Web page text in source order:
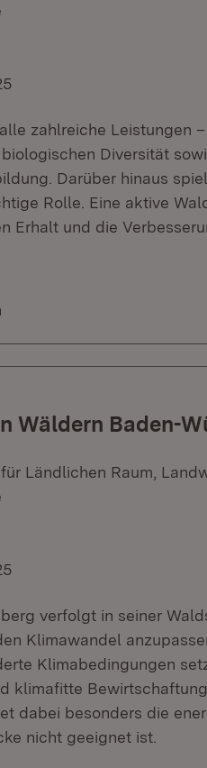
zahlreiche Leistungen
Diversität
Darüber hinaus
Rolle. Eine aktive
Erhalt und die
Wäldern Baden-
Ländlichen Raum,
verfolgt in seiner
Klimawandel
Klimabedingungen
klimafitte
dabei besonders die
nicht geeignet ist.